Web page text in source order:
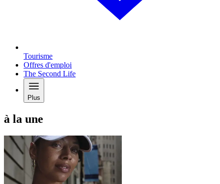
Tourisme
Offres d'emploi
The Second Life
Plus
à la une